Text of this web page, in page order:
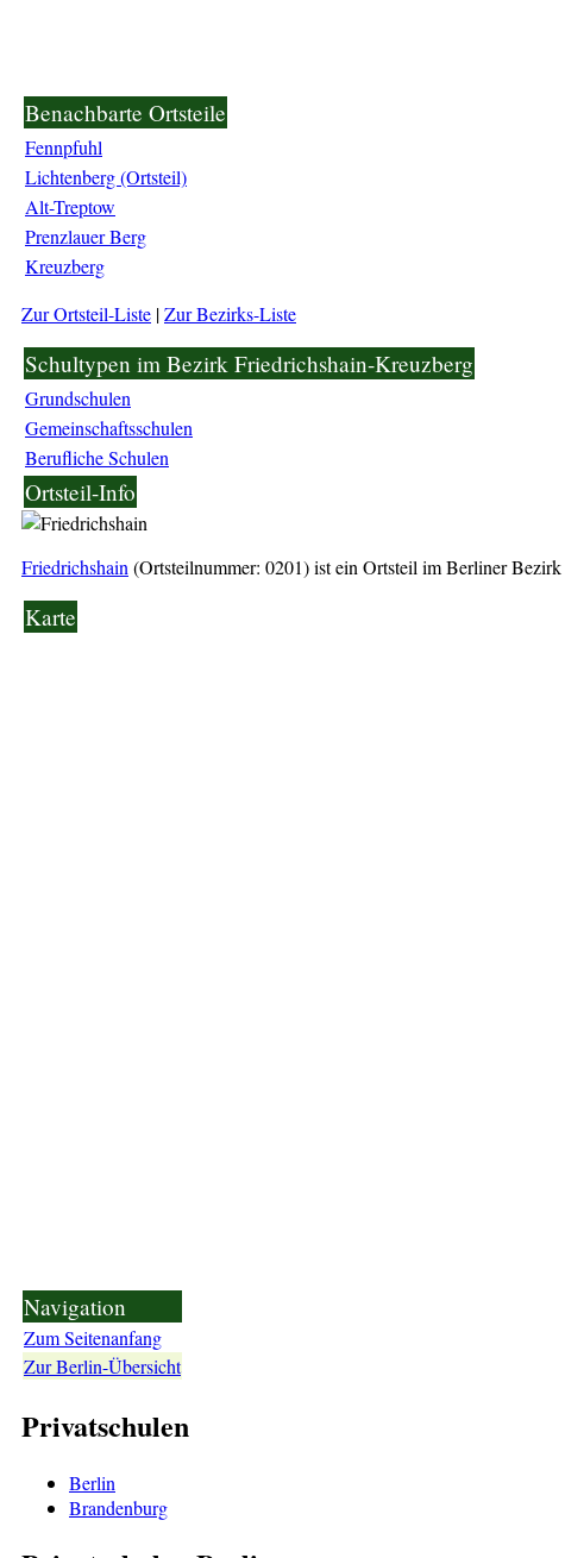
Benachbarte Ortsteile
Fennpfuhl
Lichtenberg (Ortsteil)
Alt-Treptow
Prenzlauer Berg
Kreuzberg
Zur Ortsteil-Liste |Zur Bezirks-Liste
Schultypen im Bezirk Friedrichshain-Kreuzberg
Grundschulen
Gemeinschaftsschulen
Berufliche Schulen
Ortsteil-Info
Friedrichshain (Ortsteilnummer: 0201) ist ein Ortsteil im Berliner Bezirk
Karte
Navigation
Zum Seitenanfang
Zur Berlin-Übersicht
Privatschulen
Berlin
Brandenburg